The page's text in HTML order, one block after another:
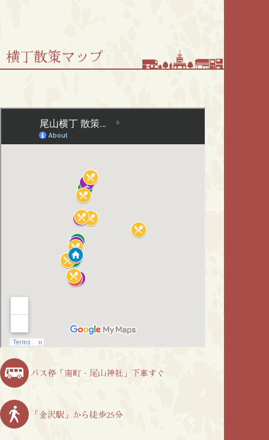
横丁散策マップ
バス停「南町・尾山神社」下車すぐ
「金沢駅」から徒歩25分